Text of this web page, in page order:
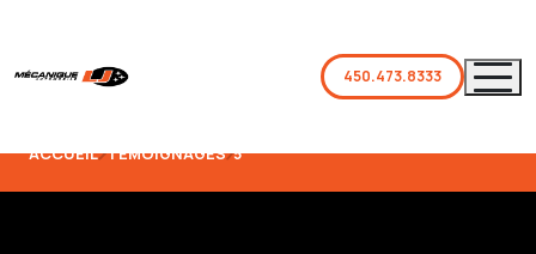
450.473.8333
ACCUEIL TÉMOIGNAGES 5